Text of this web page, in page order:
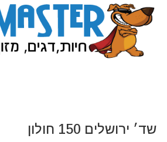
שד׳ ירושלים 150 חולון